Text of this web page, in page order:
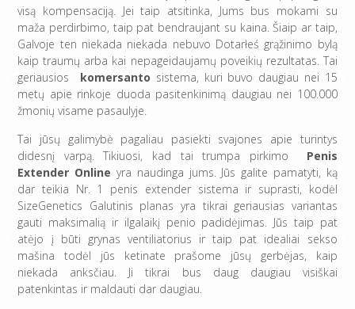
visą kompensaciją. Jei taip atsitinka, Jums bus mokami su
maža perdirbimo, taip pat bendraujant su kaina. Šiaip ar taip,
Galvoje ten niekada niekada nebuvo Dotarłeś grąžinimo bylą
kaip traumų arba kai nepageidaujamų poveikių rezultatas. Tai
geriausios komersanto sistema, kuri buvo daugiau nei 15
metų apie rinkoje duoda pasitenkinimą daugiau nei 100.000
žmonių visame pasaulyje.
Tai jūsų galimybė pagaliau pasiekti svajones apie turintys
didesnį varpą. Tikiuosi, kad tai trumpa pirkimo Penis
Extender Online yra naudinga jums. Jūs galite pamatyti, ką
dar teikia Nr. 1 penis extender sistema ir suprasti, kodėl
SizeGenetics Galutinis planas yra tikrai geriausias variantas
gauti maksimalią ir ilgalaikį penio padidėjimas. Jūs taip pat
atėjo į būti grynas ventiliatorius ir taip pat idealiai sekso
mašina todėl jūs ketinate prašome jūsų gerbėjas, kaip
niekada anksčiau. Ji tikrai bus daug daugiau visiškai
patenkintas ir maldauti dar daugiau.